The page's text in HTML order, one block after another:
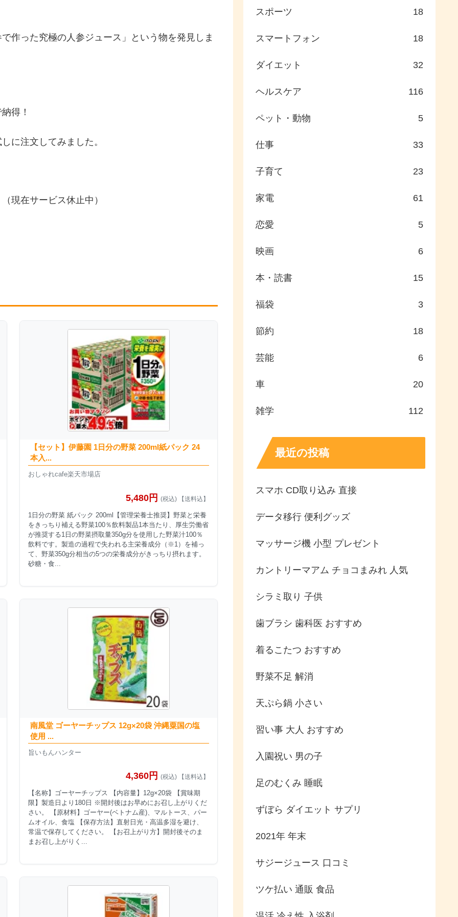
作った究極の人参ジュース」という物を発見しま
得！
に注文してみました。
現在サービス休止中）
【セット】伊藤園 1日分の野菜 200ml紙パック 24
本入...
おしゃれcafe楽天市場店
5,480円 (税込) 【送料込】
1日分の野菜 紙パック 200ml【管理栄養士推奨】野菜と栄養
をきっちり補える野菜100％飲料製品1本当たり、厚生労働省
が推奨する1日の野菜摂取量350g分を使用した野菜汁100％
飲料です。製造の過程で失われる主栄養成分（※1）を補っ
て、野菜350g分相当の5つの栄養成分がきっちり摂れます。
砂糖・食...
南風堂 ゴーヤーチップス 12g×20袋 沖縄粟国の塩
使用 ...
旨いもんハンター
4,360円 (税込) 【送料込】
【名称】ゴーヤーチップス 【内容量】12g×20袋 【賞味期
限】製造日より180日 ※開封後はお早めにお召し上がりくだ
さい。 【原材料】ゴーヤー(ベトナム産)、マルトース、パー
ムオイル、食塩 【保存方法】直射日光・高温多湿を避け、
常温で保存してください。 【お召上がり方】開封後そのま
まお召し上がりく...
スポーツ 18
スマートフォン 18
ダイエット 32
ヘルスケア 116
ペット・動物 5
仕事 33
子育て 23
家電 61
恋愛 5
映画 6
本・読書 15
福袋 3
節約 18
芸能 6
車 20
雑学 112
最近の投稿
スマホ CD取り込み 直接
データ移行 便利グッズ
マッサージ機 小型 プレゼント
カントリーマアム チョコまみれ 人気
シラミ取り 子供
歯ブラシ 歯科医 おすすめ
着るこたつ おすすめ
野菜不足 解消
天ぷら鍋 小さい
習い事 大人 おすすめ
入園祝い 男の子
足のむくみ 睡眠
ずぼら ダイエット サプリ
2021年 年末
サジージュース 口コミ
ツケ払い 通販 食品